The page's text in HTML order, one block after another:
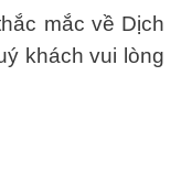
mắc về Dịch
khách vui lòng